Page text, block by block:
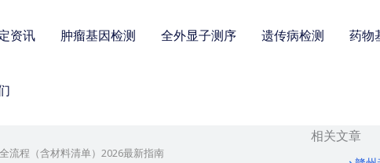
资讯 肿瘤基因检测 全外显子测序 遗传病检测 药物
流程（含材料清单）2026最新指南
相关文章